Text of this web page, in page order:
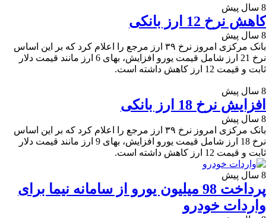
8 سال پیش
کاهش نرخ 12 ارز بانکی
8 سال پیش
بانک مرکزی امروز نرخ ۳۹ ارز مرجع را اعلام کرد که بر این اساس
نرخ 21 ارز شامل قیمت یورو افزایش، بهای 6 ارز مانند قیمت دلار
ثابت و قیمت 12 ارز کاهش داشته است.
8 سال پیش
افزایش نرخ 18 ارز بانکی
8 سال پیش
بانک مرکزی امروز نرخ ۳۹ ارز مرجع را اعلام کرد که بر این اساس
نرخ 18 ارز شامل قیمت یورو افزایش، بهای 9 ارز مانند قیمت دلار
ثابت و قیمت 12 ارز کاهش داشته است.
8 سال پیش
پرداخت 98 میلیون یورو از سامانه نیما برای
واردات خودرو